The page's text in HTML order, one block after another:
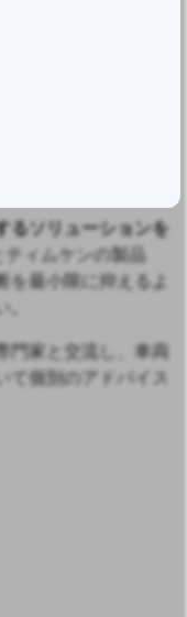
るソリューションを
ティムケンの製品
を最小限に抑えるよ
門家と交流し、車両
て個別のアドバイス